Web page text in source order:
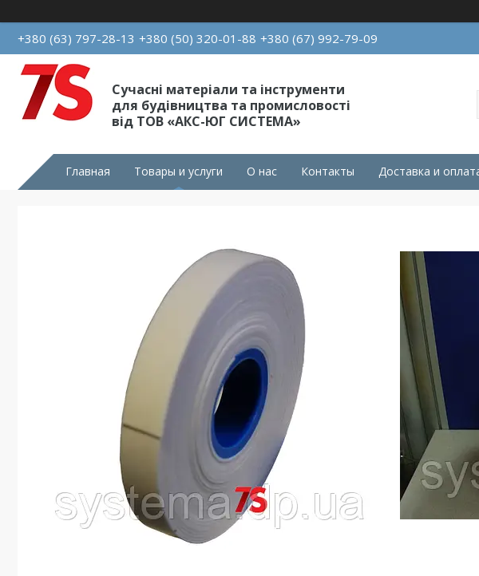
+380 (63) 797-28-13 +380 (50) 320-01-88 +380 (67) 992-79-09
Сучасні матеріали та інструменти
для будівництва та промисловості
від ТОВ «АКС-ЮГ СИСТЕМА»
Главная Товары и услуги О нас Контакты Доставка и